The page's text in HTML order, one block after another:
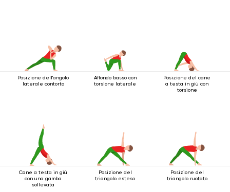
Posizione dell'angolo
laterale contorto
Affondo basso con
torsione laterale
Posizione del cane
a testa in giù con
torsione
Cane a testa in giù
con una gamba
sollevata
Posizione del
triangolo esteso
Posizione del
triangolo ruotato